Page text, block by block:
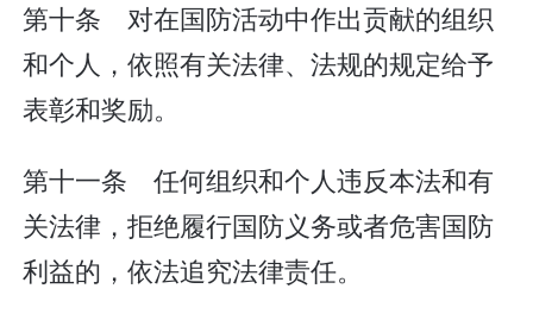
第十条 对在国防活动中作出贡献的组织
和个人，依照有关法律、法规的规定给予
表彰和奖励。
第十一条 任何组织和个人违反本法和有
关法律，拒绝履行国防义务或者危害国防
利益的，依法追究法律责任。